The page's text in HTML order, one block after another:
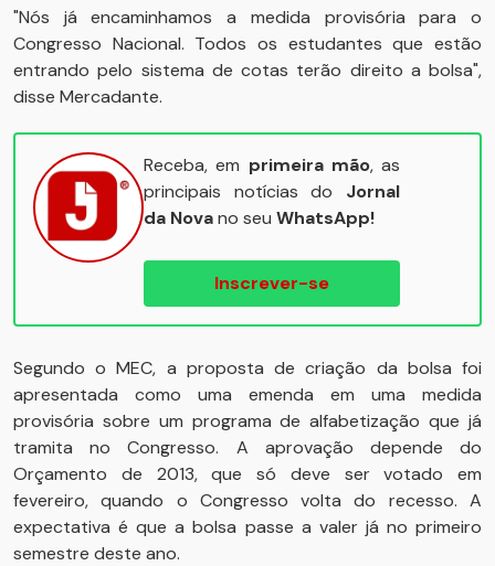
"Nós já encaminhamos a medida provisória para o
Congresso Nacional. Todos os estudantes que estão
entrando pelo sistema de cotas terão direito a bolsa",
disse Mercadante.
Receba, em primeira mão, as
principais notícias do Jornal
da Novano seu WhatsApp!
Inscrever-se
Segundo o MEC, a proposta de criação da bolsa foi
apresentada como uma emenda em uma medida
provisória sobre um programa de alfabetização que já
tramita no Congresso. A aprovação depende do
Orçamento de 2013, que só deve ser votado em
fevereiro, quando o Congresso volta do recesso. A
expectativa é que a bolsa passe a valer já no primeiro
semestre deste ano.